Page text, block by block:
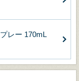
レー 170mL